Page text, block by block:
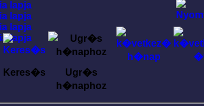
Keres�s
Ugr�s
h�naphoz